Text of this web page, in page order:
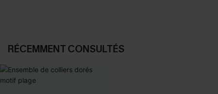
RÉCEMMENT CONSULTÉS